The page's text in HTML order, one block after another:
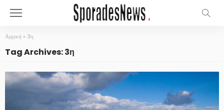
Αρχική » 3η
Tag Archives: 3η